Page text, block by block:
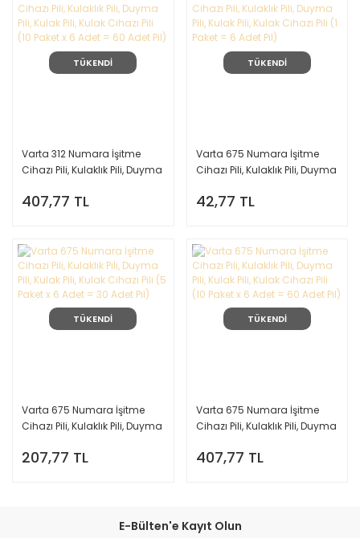
TÜKENDİ
Varta 312 Numara İşitme
Cihazı Pili, Kulaklık Pili, Duyma
(10 Paket x 6 Adet = 60 Adet
407,77 TL
TÜKENDİ
Varta 675 Numara İşitme
Cihazı Pili, Kulaklık Pili, Duyma
(1 Paket = 6 Adet Pil)
42,77 TL
TÜKENDİ
Varta 675 Numara İşitme
Cihazı Pili, Kulaklık Pili, Duyma
(5 Paket x 6 Adet = 30 Adet
207,77 TL
TÜKENDİ
Varta 675 Numara İşitme
Cihazı Pili, Kulaklık Pili, Duyma
(10 Paket x 6 Adet = 60 Adet
407,77 TL
E-Bülten'e Kayıt Olun